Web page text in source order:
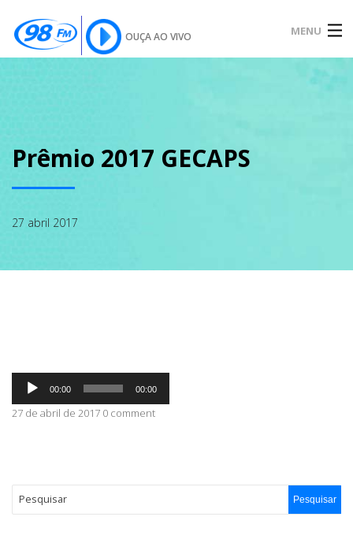
OUÇA AO VIVO MENU
SOBRE
PODCAST
ABRANGÊNCIA
Prêmio 2017 GECAPS
27 abril 2017
Tocador
áudio
00:00 00:00
27 de abril de 2017 0 comment